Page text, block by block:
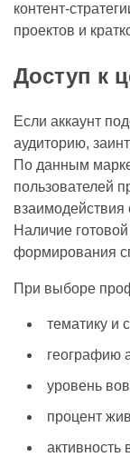
контент-
проектов и
Доступ к
Если аккаунт
аудиторию,
По данным
пользователей
взаимодействия
Наличие
формирования
При выборе
тематику и
географию
уровень
процент
активность